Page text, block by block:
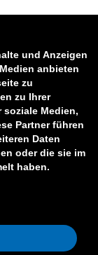
und Anzeigen
anbieten
zu
zu Ihrer
soziale Medien,
Partner führen
Daten
oder die sie im
haben.